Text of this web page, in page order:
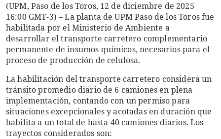
(UPM, Paso de los Toros, 12 de diciembre de 2025
16:00 GMT-3) – La planta de UPM Paso de los Toros fue
habilitada por el Ministerio de Ambiente a
desarrollar el transporte carretero complementario
permanente de insumos químicos, necesarios para el
proceso de producción de celulosa.
La habilitación del transporte carretero considera un
tránsito promedio diario de 6 camiones en plena
implementación, contando con un permiso para
situaciones excepcionales y acotadas en duración que
habilita a un total de hasta 40 camiones diarios. Los
trayectos considerados son: